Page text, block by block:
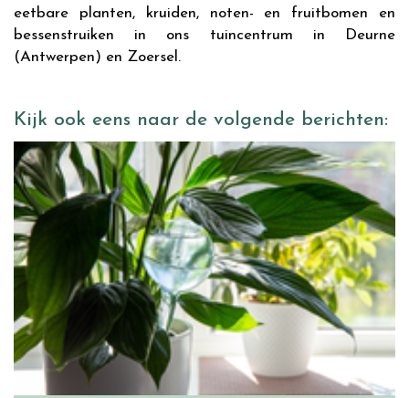
eetbare planten, kruiden, noten- en fruitbomen en
bessenstruiken in ons tuincentrum in Deurne
(Antwerpen) en Zoersel.
Kijk ook eens naar de volgende berichten: